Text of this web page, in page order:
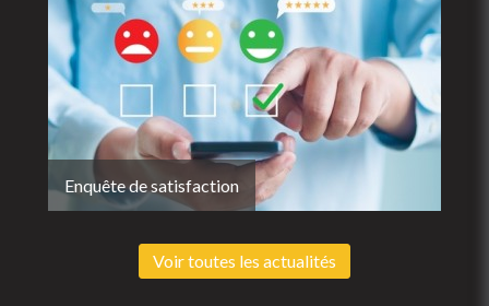
Enquête de satisfaction
Voir toutes les actualités